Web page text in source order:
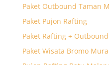
Paket Outbound Taman
Paket Pujon Rafting
Paket Rafting + Outbound
Paket Wisata Bromo